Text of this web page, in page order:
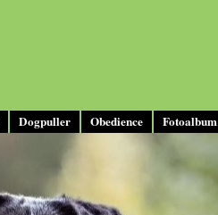
Dogpuller Obedience Fotoalbum